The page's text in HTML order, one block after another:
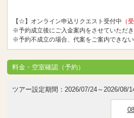
【☆】オンライン申込リクエスト受付中 （
※予約成立後にご入金案内をさせていただ
※予約不成立の場合、代案をご案内できな
料金・空室確認（予約）
ツアー設定期間：2026/07/24～2026/08/